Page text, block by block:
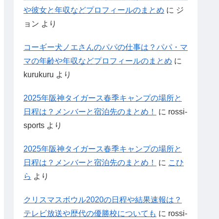
や彼女と年収などプロフィールのまとめ に ジ
ョン より
コーギー犬ノエさんのパパの仕事は？パパ・マ
マの年齢や年収などプロフィールのまとめ に
kurukuru より
2025年阪神タイガース春季キャンプの場所と
日程は？メンバーと宿泊先のまとめ！
に rossi-
sports より
2025年阪神タイガース春季キャンプの場所と
日程は？メンバーと宿泊先のまとめ！
に こひ
ら より
クリスマスボウル2020の日程や結果速報は？
テレビ放送や歴代の優勝校についても に rossi-